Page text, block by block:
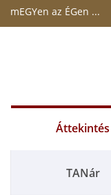
mEGYen az ÉGen ...
Áttekintés
TANár